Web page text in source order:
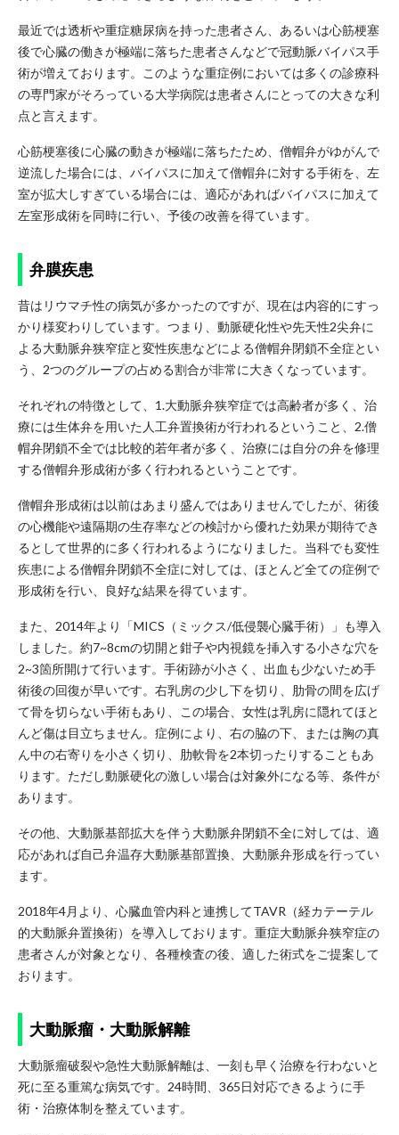
最近では透析や重症糖尿病を持った患者さん、あるいは心筋梗塞
後で心臓の働きが極端に落ちた患者さんなどで冠動脈バイパス手
術が増えております。このような重症例においては多くの診療科
の専門家がそろっている大学病院は患者さんにとっての大きな利
点と言えます。
心筋梗塞後に心臓の動きが極端に落ちたため、僧帽弁がゆがんで
逆流した場合には、バイパスに加えて僧帽弁に対する手術を、左
室が拡大しすぎている場合には、適応があればバイパスに加えて
左室形成術を同時に行い、予後の改善を得ています。
弁膜疾患
昔はリウマチ性の病気が多かったのですが、現在は内容的にすっ
かり様変わりしています。つまり、動脈硬化性や先天性2尖弁に
よる大動脈弁狭窄症と変性疾患などによる僧帽弁閉鎖不全症とい
う、2つのグループの占める割合が非常に大きくなっています。
それぞれの特徴として、1.大動脈弁狭窄症では高齢者が多く、治
療には生体弁を用いた人工弁置換術が行われるということ、2.僧
帽弁閉鎖不全では比較的若年者が多く、治療には自分の弁を修理
する僧帽弁形成術が多く行われるということです。
僧帽弁形成術は以前はあまり盛んではありませんでしたが、術後
の心機能や遠隔期の生存率などの検討から優れた効果が期待でき
るとして世界的に多く行われるようになりました。当科でも変性
疾患による僧帽弁閉鎖不全症に対しては、ほとんど全ての症例で
形成術を行い、良好な結果を得ています。
また、2014年より「MICS（ミックス/低侵襲心臓手術）」も導入
しました。約7~8cmの切開と鉗子や内視鏡を挿入する小さな穴を
2~3箇所開けて行います。手術跡が小さく、出血も少ないため手
術後の回復が早いです。右乳房の少し下を切り、肋骨の間を広げ
て骨を切らない手術もあり、この場合、女性は乳房に隠れてほと
んど傷は目立ちません。症例により、右の脇の下、または胸の真
ん中の右寄りを小さく切り、肋軟骨を2本切ったりすることもあ
ります。ただし動脈硬化の激しい場合は対象外になる等、条件が
あります。
その他、大動脈基部拡大を伴う大動脈弁閉鎖不全に対しては、適
応があれば自己弁温存大動脈基部置換、大動脈弁形成を行ってい
ます。
2018年4月より、心臓血管内科と連携してTAVR（経カテーテル
的大動脈弁置換術）を導入しております。重症大動脈弁狭窄症の
患者さんが対象となり、各種検査の後、適した術式をご提案して
おります。
大動脈瘤・大動脈解離
大動脈瘤破裂や急性大動脈解離は、一刻も早く治療を行わないと
死に至る重篤な病気です。24時間、365日対応できるように手
術・治療体制を整えています。